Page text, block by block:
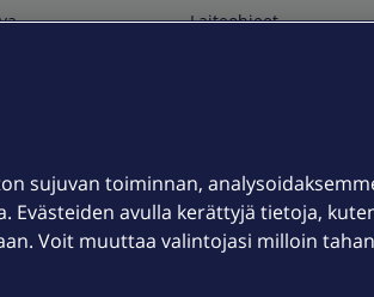
Laiteohjeet
Kuuluvuuskartta
Asiakastiedotteet
OmaElisa-sovellus
sujuvan toiminnan,
Evästeiden avulla kerättyjä tietoja,
Voit muuttaa valintojasi milloin